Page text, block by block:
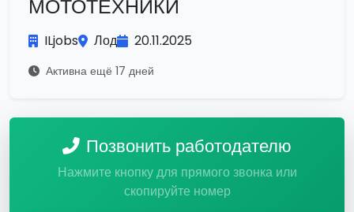
МОТОТЕХНИКИ
ILjobs Лод 20.11.2025
Активна ещё 17 дней
Позвонить работодателю
Нажмите кнопку для прямого звонка или
скопируйте номер